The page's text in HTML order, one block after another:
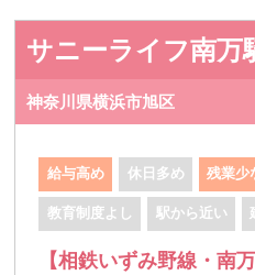
サニーライフ南万
神奈川県横浜市旭区
給与高め 休日多め 残業少
教育制度よし 駅から近い
【相鉄いずみ野線・南